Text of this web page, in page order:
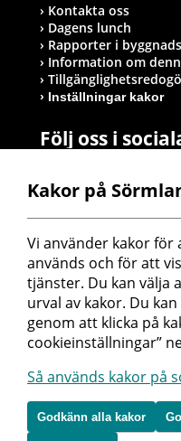
Kontakta oss
Dagens lunch
Rapporter i
Information om
Inställningar kakor
Följ oss i
Postadress
Sörmlands museum
Box 314
611 26 Nyköping
Kakor på
Vi använder kakor
används och för att
tjänster. Du kan välja
urval av kakor. Du
genom att klicka på
cookieinställningar”
Så används kakor på
Godkänn alla kakor